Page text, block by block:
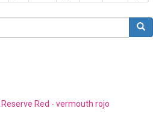
Reserve Red - vermouth rojo